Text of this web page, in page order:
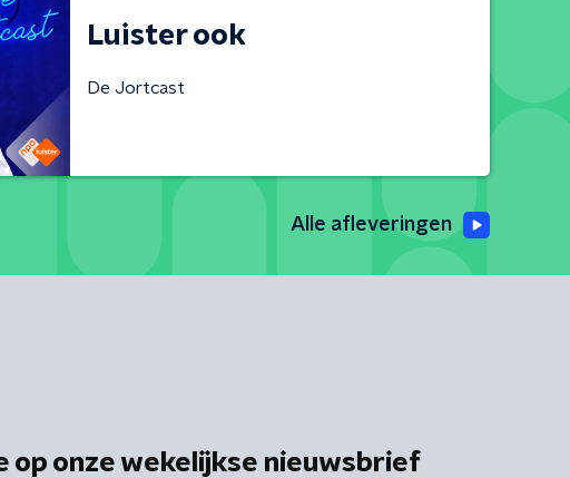
Luister ook
De Jortcast
Alle afleveringen
op onze wekelijkse nieuwsbrief